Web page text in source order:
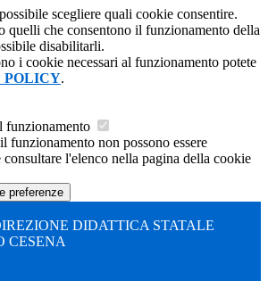
scegliere quali cookie consentire.
quelli che consentono il funzionamento della
disabilitarli.
i cookie necessari al funzionamento potete
POLICY.
funzionamento
funzionamento non possono essere
l'elenco nella pagina della cookie
preferenze
DIDATTICA STATALE
CESENA